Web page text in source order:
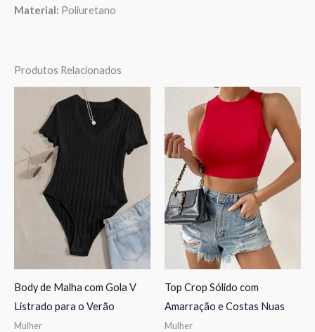
Material: Poliuretano
Produtos Relacionados
Body de Malha com Gola V
Listrado para o Verão
Mulher
Top Crop Sólido com
Amarração e Costas Nuas
Mulher